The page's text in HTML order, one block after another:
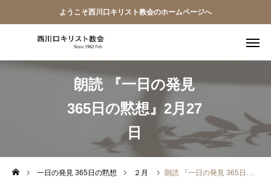
ようこそ西川口キリスト教会のホームページへ
朗読 『一日の発見
365日の黙想』2月27
日
一日の発見 365日の黙想 ２月 朗読 『一日の発見 365日の黙想』2月27日
教会員ページ
ようこそ桜並木の教会へ
西川口キリスト教会 信仰告白